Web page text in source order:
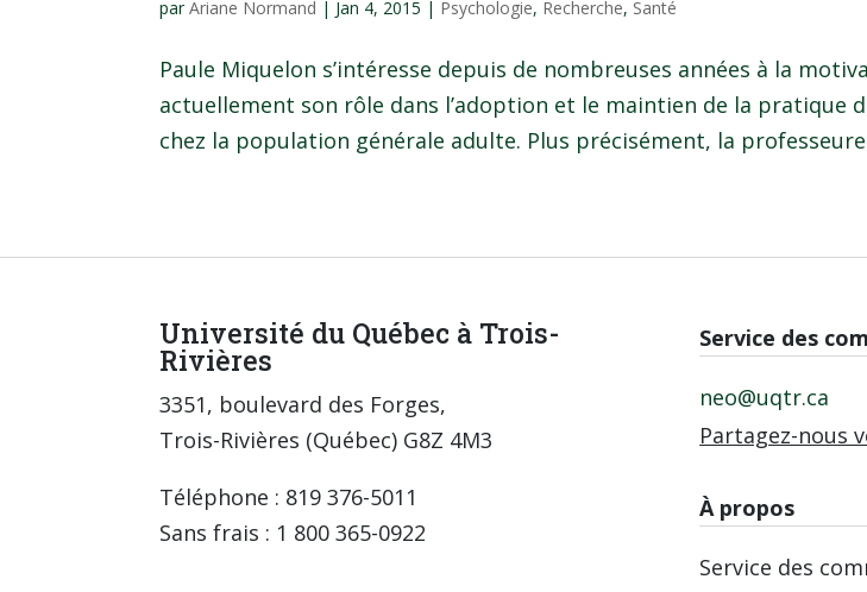
parAriane Normand | Jan 4, 2015 | Psychologie, Recherche, Santé
Paule Miquelon s’intéresse depuis de nombreuses années à la
actuellement son rôle dans l’adoption et le maintien de la pratique
chez la population générale adulte. Plus précisément, la
Université du Québec à Trois-
Rivières
3351, boulevard des Forges,
Trois-Rivières (Québec) G8Z 4M3
Téléphone : 819 376-5011
Sans frais : 1 800 365-0922
Service des
neo@uqtr.ca
Partagez-nous
À propos
Service des